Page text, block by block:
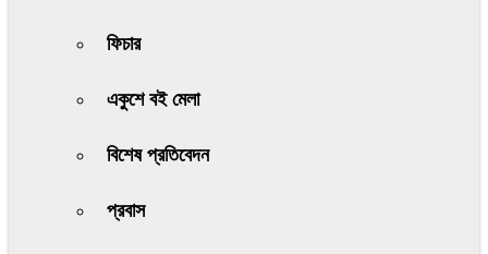
ফিচার
একুশে বই মেলা
বিশেষ প্রতিবেদন
প্রবাস